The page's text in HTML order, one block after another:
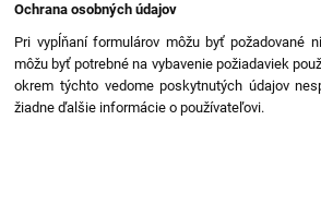
Ochrana osobných údajov
Pri vypĺňaní formulárov môžu byť požadované
môžu byť potrebné na vybavenie požiadaviek
okrem týchto vedome poskytnutých údajov
žiadne ďalšie informácie o používateľovi.